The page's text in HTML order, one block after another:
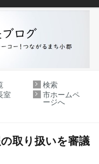
検索
室
市ホームペ
ージへ
取り扱いを審議